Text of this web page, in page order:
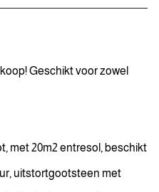
Geschikt voor zowel
met 20m2 entresol, beschikt
uitstortgootsteen met